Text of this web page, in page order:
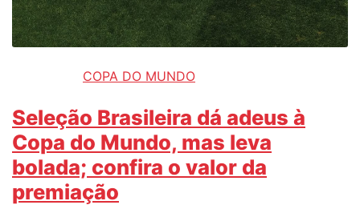
COPA DO MUNDO
Seleção Brasileira dá adeus à
Copa do Mundo, mas leva
bolada; confira o valor da
premiação